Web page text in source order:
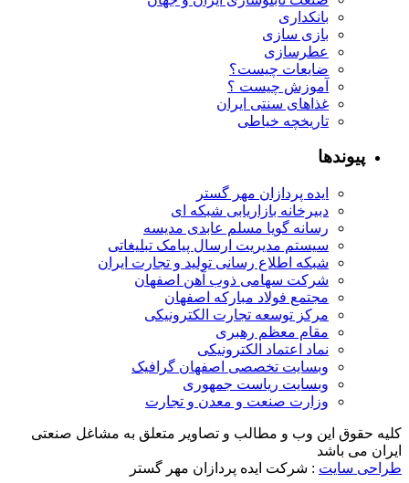
بانکداری
بازی سازی
عطرسازی
ضایعات چیست؟
آموزش چیست ؟
غذاهای سنتی ایران
تاریخچه خیاطی
پیوندها
ایده پردازان مهر گستر
دبیرخانه بازاریابی شبکه ای
رسانه گویا مسلم عابدی مدیسه
سیستم مدیریت ارسال پیامک تبلیغاتی
شبکه اطلاع رسانی تولید و تجارت ایران
شرکت سهامی ذوب آهن اصفهان
مجتمع فولاد مبارکه اصفهان
مرکز توسعه تجارت الکترونیکی
مقام معظم رهبری
نماد اعتماد الکترونیکی
وبسایت تخصصی اصفهان گرافیک
وبسایت ریاست جمهوری
وزارت صنعت و معدن و تجارت
کلیه حقوق این وب و مطالب و تصاویر متعلق به مشاغل صنعتی
ایران می باشد
طراحی سایت : شرکت ایده پردازان مهر گستر